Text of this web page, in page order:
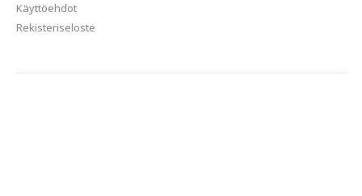
Käyttöehdot
Rekisteriseloste